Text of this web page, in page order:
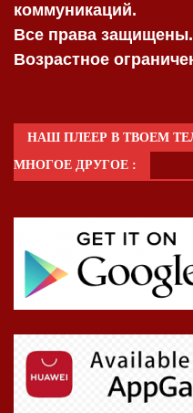
коммуникаций.
Все права защищены.
Возрастное
НАШ ПЛЕЕР В ТВОЕМ
МНОГОЕ ДРУГОЕ :